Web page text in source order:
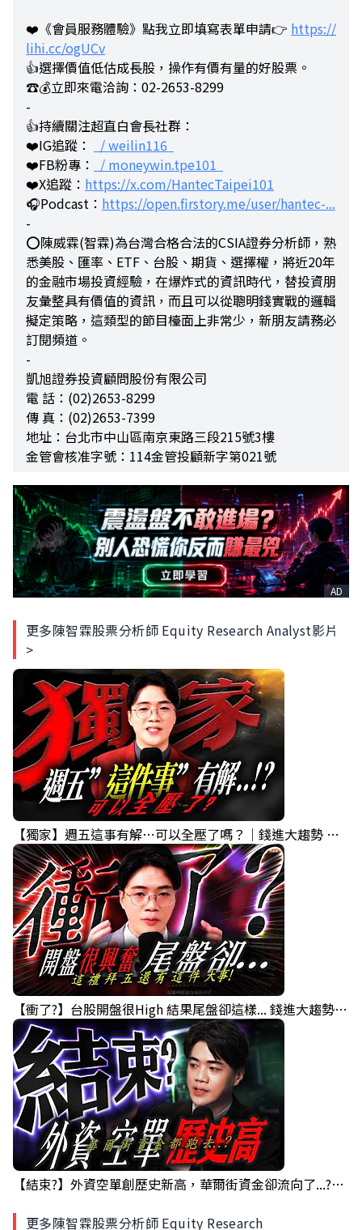
❤️《會員服務體驗》點我立即填寫表單申請👉 https://
lihi.cc/ogUCv
👍選擇價值低估成長股，操作有價有量的好股票。
☎️💰立即來電洽詢：02-2653-8299
-
👍持續關注超直白會長社群：
❤️IG追蹤：
/ weilin116
❤️FB粉專：
/ moneywin.tpe101
❤️X追蹤： https://x.com/HantecTaipei101
🎧Podcast： https://open.firstory.me/user/hantec-...
-
⭕陳威霖(智霖)為台灣合格合法的CSIA證券分析師，熟
悉美股、匯率、ETF、台股、期貨、選擇權，將近20年
的金融市場投資經驗，在爆炸式的資訊時代，替投資朋
友彙整具有價值的資訊，而且可以從聰明錢實戰的邏輯
擬定策略，這類型的節目檯面上非常少，新朋友請務必
訂閱頻道。
-
凱旭證券投資顧問股份有限公司
電 話：(02)2653-8299
傳 真：(02)2653-7399
地址：台北市中山區南京東路三段215號3樓
金管會核准字號：114金管投顧新字第021號
AD
更多陳智霖股票分析師 Equity Research Analyst影片
>
【獨家】週五這事有解⋯可以全壓了嗎？｜錢進大趨勢 Mr.智霖 陳 2026/08/06
【衝了?】台股開盤很High 結果尾盤卻這樣... 錢進大趨勢 Mr.智霖 陳 2026/08/05
【結束?】外資空單創歷史新高，華爾街資金卻流向了...?｜錢進大趨勢 Mr.智霖 陳 2026/08/04
更多陳智霖股票分析師 Equity Research